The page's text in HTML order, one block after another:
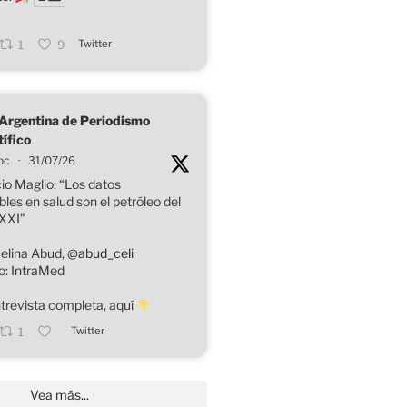
1 9 Twitter
de Periodismo
· 31/07/26
Maglio: “Los datos
en salud son el petróleo del
Abud, @abud_celi
IntraMed
completa, aquí
1 Twitter
Vea más...